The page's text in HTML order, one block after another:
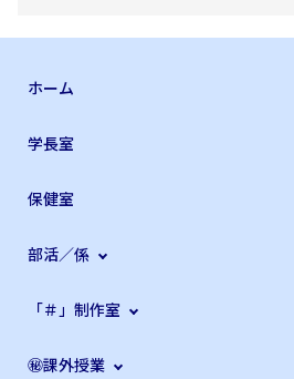
ホーム
学長室
保健室
部活／係
「＃」制作室
㊙課外授業